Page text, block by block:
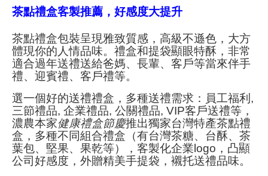
茶點禮盒客製推薦，好感度大提升
茶點禮盒包裝呈現雅致質感，高級不遜色，大方
體現你的人情品味。禮盒和提袋顯眼特酥，非常
適合過年送禮送給爸媽、長輩、客戶等當來伴手
禮、迎賓禮、客戶禮等。
選一個好的送禮禮盒，多種送禮需求：員工福利,
三節禮品, 企業禮品, 公關禮品, VIP客戶送禮等，
濃農本家健康禮盒節慶推出獨家台灣特產茶點禮
盒，多種不同組合禮盒（有台灣茶糖、台酥、茶
葉包、堅果、 果乾等），客製化企業logo，凸顯
公司好感度，外贈精美手提袋，襯托送禮品味。